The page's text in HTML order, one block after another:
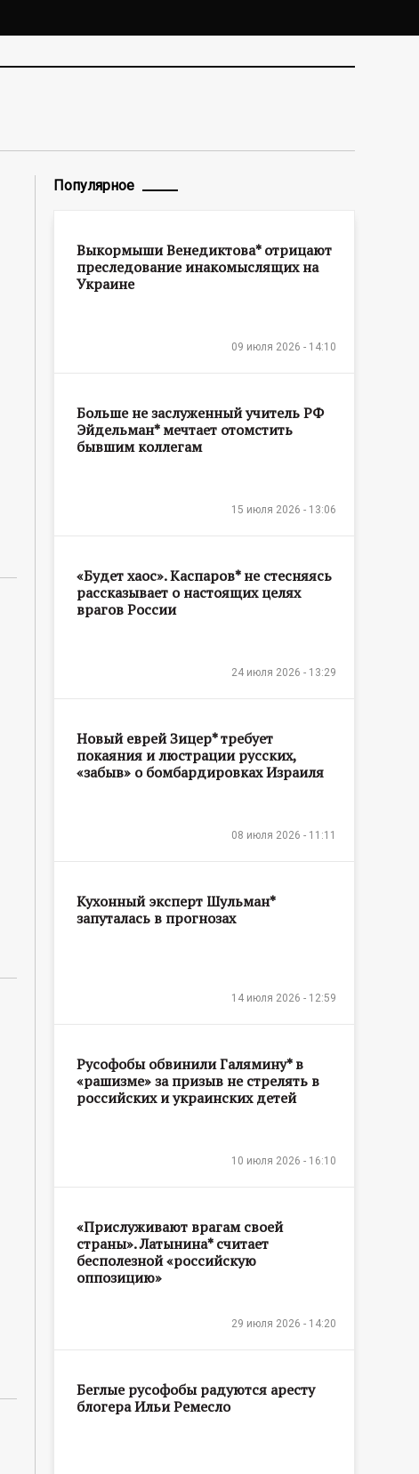
Популярное
Выкормыши Венедиктова* отрицают
преследование инакомыслящих на
Украине
09 июля 2026 - 14:10
Больше не заслуженный учитель РФ
Эйдельман* мечтает отомстить
бывшим коллегам
15 июля 2026 - 13:06
«Будет хаос». Каспаров* не стесняясь
рассказывает о настоящих целях
врагов России
24 июля 2026 - 13:29
Новый еврей Зицер* требует
покаяния и люстрации русских,
«забыв» о бомбардировках Израиля
08 июля 2026 - 11:11
Кухонный эксперт Шульман*
запуталась в прогнозах
14 июля 2026 - 12:59
Русофобы обвинили Галямину* в
«рашизме» за призыв не стрелять в
российских и украинских детей
10 июля 2026 - 16:10
«Прислуживают врагам своей
страны». Латынина* считает
бесполезной «российскую
оппозицию»
29 июля 2026 - 14:20
Беглые русофобы радуются аресту
блогера Ильи Ремесло